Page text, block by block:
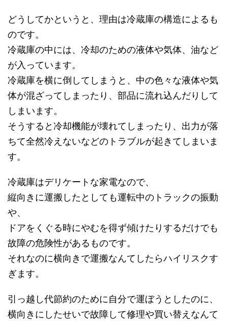
どうしてかというと、理由は冷蔵庫の構造によるも
のです。
冷蔵庫の中には、冷却のための液体や気体、油など
が入っています。
冷蔵庫を横に倒してしまうと、中の色々な液体や気
体が混ざってしまったり、部品に流れ込んだりして
しまいます。
そうすると冷却機能が壊れてしまったり、出力が落
ちて全然冷えないなどのトラブルが起きてしまいま
す。
冷蔵庫はデリケートな家電なので、
縦向きに運搬したとしても運転中のトラックの振動
や、
ドアをくぐる時にやむを得ず傾けたりするだけでも
故障の危険性があるものです。
それなのに横向きで運搬なんてしたらハイリスクす
ぎます。
引っ越し代節約のために自分で運ぼうとしたのに、
横向きにしたせいで故障して修理や買い替えなんて